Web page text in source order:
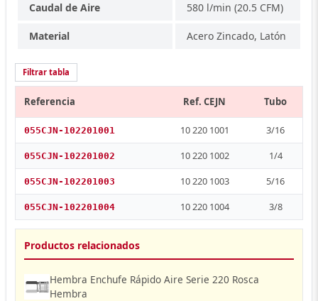
Caudal de Aire 580 l/min (20.5 CFM)
Material Acero Zincado, Latón
Filtrar tabla
Referencia Ref. CEJN Tubo
055CJN-102201001 10 220 1001 3/16
055CJN-102201002 10 220 1002 1/4
055CJN-102201003 10 220 1003 5/16
055CJN-102201004 10 220 1004 3/8
Productos relacionados
Hembra Enchufe Rápido Aire Serie 220 Rosca
Hembra